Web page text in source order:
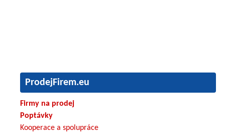
ProdejFirem.eu
Firmy na prodej
Poptávky
Kooperace a spolupráce